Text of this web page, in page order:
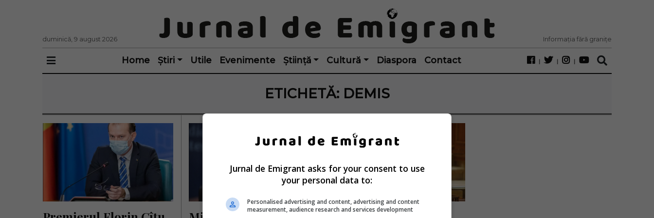
duminică, 9 august 2026 Informația fără granițe
Home Știri Utile Evenimente Știință Cultură Diaspora Contact
ETICHETĂ: DEMIS
Jurnal de Emigrant asks for your consent to use
your personal data to:
Personalised advertising and content, advertising and content
measurement, audience research and services development